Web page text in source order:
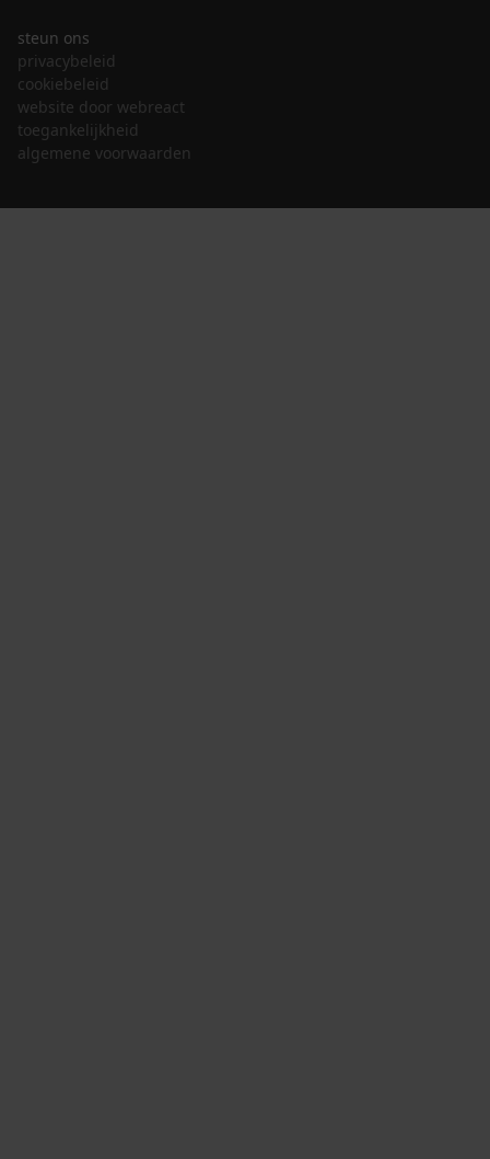
steun ons
privacybeleid
cookiebeleid
website door webreact
toegankelijkheid
algemene voorwaarden